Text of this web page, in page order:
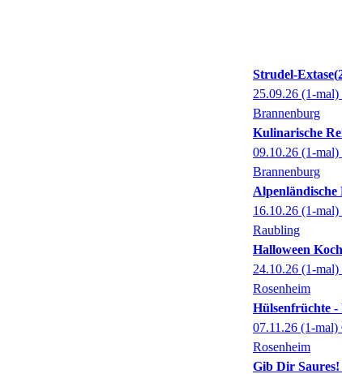
Strudel-Extase
25.09.26 (1-mal)
Brannenburg
Kulinarische
09.10.26 (1-mal)
Brannenburg
Alpenländische
16.10.26 (1-mal)
Raubling
Halloween
24.10.26 (1-mal)
Rosenheim
Hülsenfrüchte
07.11.26 (1-mal)
Rosenheim
Gib Dir